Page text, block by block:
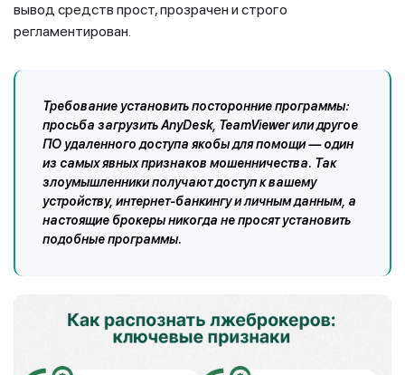
вывод средств прост, прозрачен и строго
регламентирован.
Требование установить посторонние программы:
просьба загрузить AnyDesk, TeamViewer или другое
ПО удаленного доступа якобы для помощи — один
из самых явных признаков мошенничества. Так
злоумышленники получают доступ к вашему
устройству, интернет-банкингу и личным данным, а
настоящие брокеры никогда не просят установить
подобные программы.